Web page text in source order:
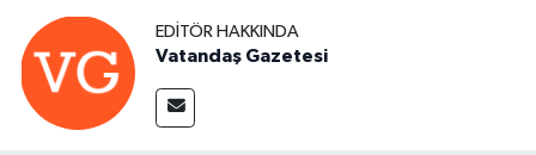
EDITÖR HAKKINDA
Vatandaş Gazetesi